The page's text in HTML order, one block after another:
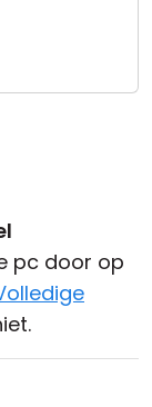
pc door op